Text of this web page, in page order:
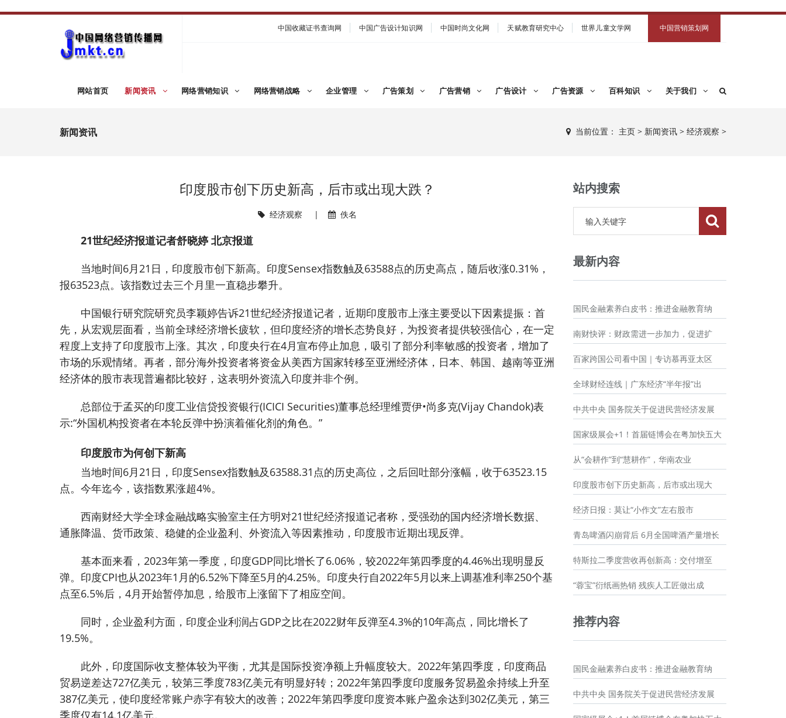
中国收藏证书查询网 中国广告设计知识网 中国时尚文化网 天赋教育研究中心 世界儿童文学网 中国营销策划网
网站首页 新闻资讯 网络营销知识 网络营销战略 企业管理 广告策划 广告营销 广告设计 广告资源 百科知识 关于我们
新闻资讯 当前位置： 主页 > 新闻资讯 > 经济观察 >
印度股市创下历史新高，后市或出现大跌？
经济观察 | 佚名
21世纪经济报道记者舒晓婷 北京报道
当地时间6月21日，印度股市创下新高。印度Sensex指数触及63588点的历史高点，随后收涨0.31%，
报63523点。该指数过去三个月里一直稳步攀升。
中国银行研究院研究员李颖婷告诉21世纪经济报道记者，近期印度股市上涨主要受以下因素提振：首
先，从宏观层面看，当前全球经济增长疲软，但印度经济的增长态势良好，为投资者提供较强信心，在一定
程度上支持了印度股市上涨。其次，印度央行在4月宣布停止加息，吸引了部分利率敏感的投资者，增加了
市场的乐观情绪。再者，部分海外投资者将资金从美西方国家转移至亚洲经济体，日本、韩国、越南等亚洲
经济体的股市表现普遍都比较好，这表明外资流入印度并非个例。
总部位于孟买的印度工业信贷投资银行(ICICI Securities)董事总经理维贾伊•尚多克(Vijay Chandok)表
示:“外国机构投资者在本轮反弹中扮演着催化剂的角色。”
印度股市为何创下新高
当地时间6月21日，印度Sensex指数触及63588.31点的历史高位，之后回吐部分涨幅，收于63523.15
点。今年迄今，该指数累涨超4%。
西南财经大学全球金融战略实验室主任方明对21世纪经济报道记者称，受强劲的国内经济增长数据、
通胀降温、货币政策、稳健的企业盈利、外资流入等因素推动，印度股市近期出现反弹。
基本面来看，2023年第一季度，印度GDP同比增长了6.06%，较2022年第四季度的4.46%出现明显反
弹。印度CPI也从2023年1月的6.52%下降至5月的4.25%。印度央行自2022年5月以来上调基准利率250个基
点至6.5%后，4月开始暂停加息，给股市上涨留下了相应空间。
同时，企业盈利方面，印度企业利润占GDP之比在2022财年反弹至4.3%的10年高点，同比增长了
19.5%。
此外，印度国际收支整体较为平衡，尤其是国际投资净额上升幅度较大。2022年第四季度，印度商品
贸易逆差达727亿美元，较第三季度783亿美元有明显好转；2022年第四季度印度服务贸易盈余持续上升至
387亿美元，使印度经常账户赤字有较大的改善；2022年第四季度印度资本账户盈余达到302亿美元，第三
季度仅有14.1亿美元。
站内搜索
最新内容
国民金融素养白皮书：推进金融教育纳
南财快评：财政需进一步加力，促进扩
百家跨国公司看中国｜专访慕再亚太区
全球财经连线｜广东经济“半年报”出
中共中央 国务院关于促进民营经济发展
国家级展会+1！首届链博会在粤加快五大
从“会耕作”到“慧耕作”，华南农业
印度股市创下历史新高，后市或出现大
经济日报：莫让“小作文”左右股市
青岛啤酒闪崩背后 6月全国啤酒产量增长
特斯拉二季度营收再创新高：交付增至
“蓉宝”衍纸画热销 残疾人工匠做出成
推荐内容
国民金融素养白皮书：推进金融教育纳
中共中央 国务院关于促进民营经济发展